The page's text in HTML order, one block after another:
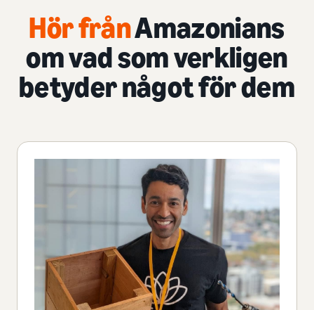
Hör frånAmazonians
om vad som verkligen
betyder något för dem